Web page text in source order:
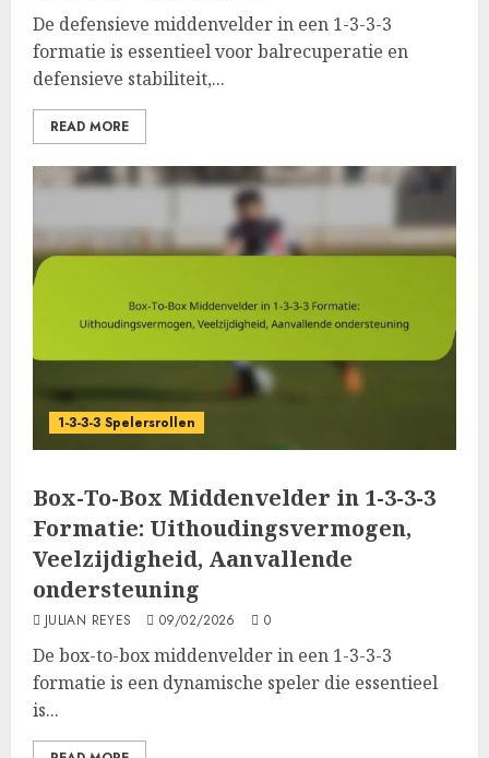
De defensieve middenvelder in een 1-3-3-3
formatie is essentieel voor balrecuperatie en
defensieve stabiliteit,...
READ MORE
1-3-3-3 Spelersrollen
Box-To-Box Middenvelder in 1-3-3-3
Formatie: Uithoudingsvermogen,
Veelzijdigheid, Aanvallende
ondersteuning
JULIAN REYES 09/02/2026 0
De box-to-box middenvelder in een 1-3-3-3
formatie is een dynamische speler die essentieel
is...